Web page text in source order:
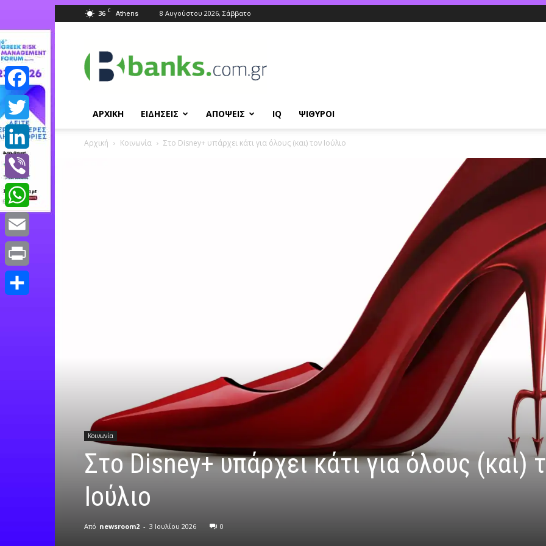
36 C Athens 8 Αυγούστου 2026, Σάββατο
ΑΡΧΙΚΗ ΕΙΔΗΣΕΙΣ ΑΠΟΨΕΙΣ IQ ΨΙΘΥΡΟΙ
Αρχική Κοινωνία Στο Disney+ υπάρχει κάτι για όλους (και) τον Ιούλιο
Κοινωνία
Στο Disney+ υπάρχει κάτι για όλους (και)
Ιούλιο
Από newsroom2 - 3 Ιουλίου 2026 0
Facebook
Twitter
LinkedIn
Viber
WhatsApp
Email
Print